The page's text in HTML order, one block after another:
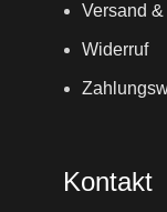
Versand
Widerruf
Kontakt